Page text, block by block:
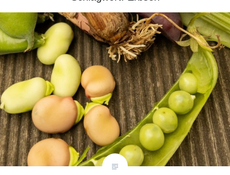
DIR
BRINGT
MEIN
WISSEN
NUTZEN?
Ich stecke
unzählige Stunden
Herzblut,
Recherche und
Praxiswissen in
diesen Blog, um dir